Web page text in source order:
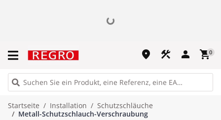
place construction person shopping_cart0
Startseite Installation
Schutzschläuche
Metall-Schutzschlauch-Verschraubung